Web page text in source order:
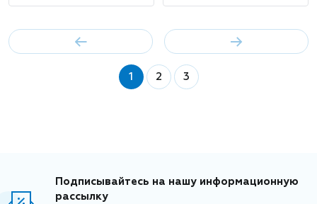
1 2 3
Подписывайтесь на нашу информационную
рассылку